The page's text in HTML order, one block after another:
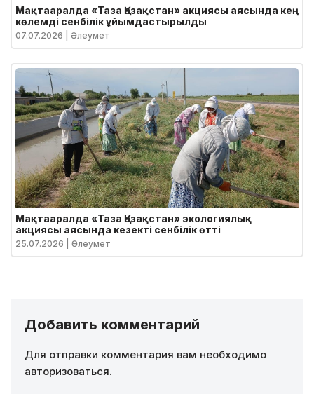
Мақтааралда «Таза Қазақстан» акциясы аясында кең
көлемді сенбілік ұйымдастырылды
07.07.2026 | Әлеумет
Мақтааралда «Таза Қазақстан» экологиялық
акциясы аясында кезекті сенбілік өтті
25.07.2026 | Әлеумет
Добавить комментарий
Для отправки комментария вам необходимо
авторизоваться.